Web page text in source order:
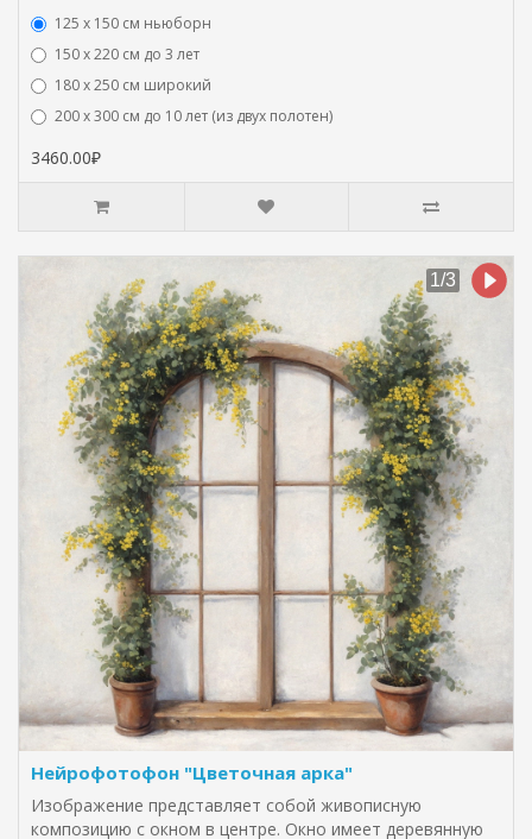
125 x 150 см ньюборн
150 х 220 см до 3 лет
180 х 250 см широкий
200 х 300 см до 10 лет (из двух полотен)
3460.00₽
Нейрофотофон "Цветочная арка"
Изображение представляет собой живописную
композицию с окном в центре. Окно имеет деревянную